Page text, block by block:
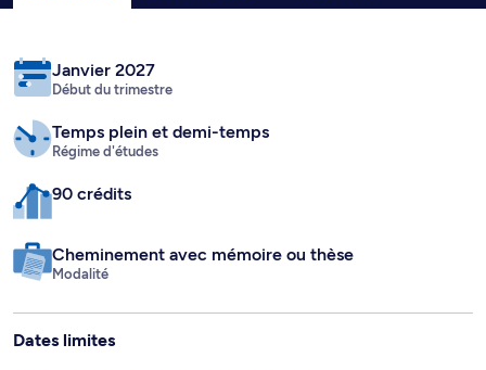
Janvier 2027
Début du trimestre
Temps plein et demi-temps
Régime d'études
90 crédits
Cheminement avec mémoire ou thèse
Modalité
Dates limites